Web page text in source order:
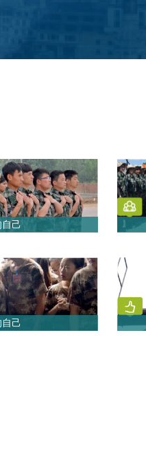
己
己